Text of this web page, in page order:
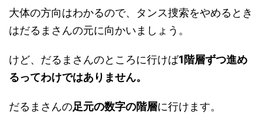
大体の方向はわかるので、タンス捜索をやめるとき
はだるまさんの元に向かいましょう。
けど、だるまさんのところに行けば1階層ずつ進め
るってわけではありません。
だるまさんの足元の数字の階層に行けます。